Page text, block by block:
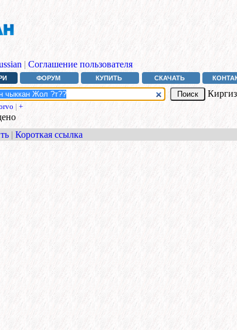
| Соглашение пользователя
ФОРУМ КУПИТЬ СКАЧАТЬ
| +
| Короткая ссылка